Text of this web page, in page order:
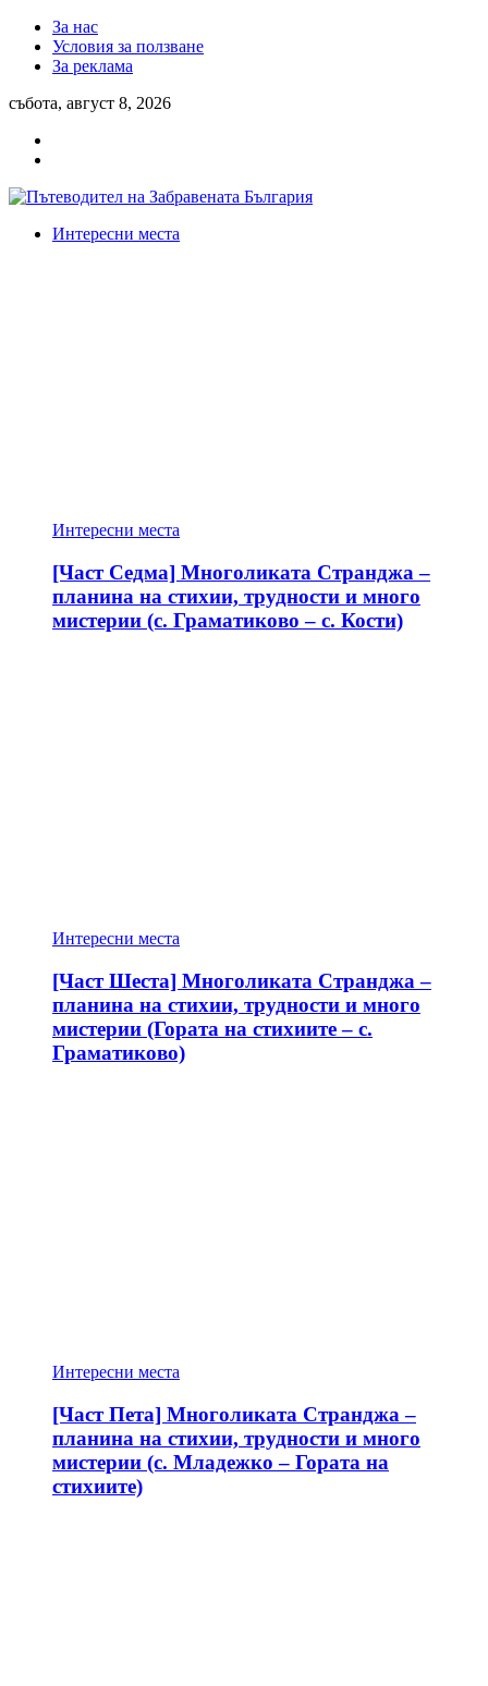
За нас
Условия за ползване
За реклама
събота, август 8, 2026
Интересни места
Интересни места
[Част Седма] Многоликата Странджа –
планина на стихии, трудности и много
мистерии (с. Граматиково – с. Кости)
Интересни места
[Част Шеста] Многоликата Странджа –
планина на стихии, трудности и много
мистерии (Гората на стихиите – с.
Граматиково)
Интересни места
[Част Пета] Многоликата Странджа –
планина на стихии, трудности и много
мистерии (с. Младежко – Гората на
стихиите)